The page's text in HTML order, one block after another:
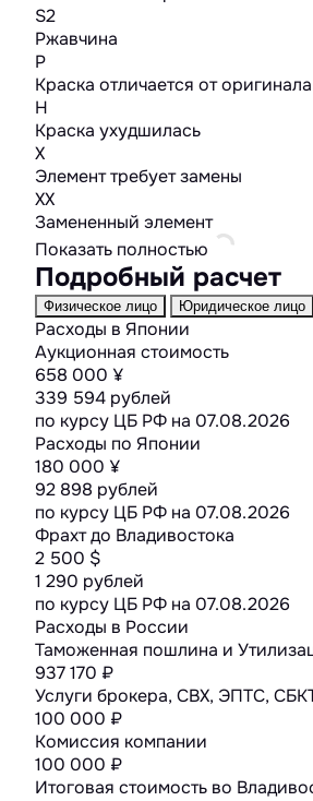
S2
Ржавчина
P
Краска отличается от оригинала
H
Краска ухудшилась
X
Элемент требует замены
XX
Замененный элемент
Показать полностью
Подробный расчет
Физическое лицо Юридическое лицо
Расходы в Японии
Аукционная стоимость
658 000 ¥
339 594 рублей
по курсу ЦБ РФ на 07.08.2026
Расходы по Японии
180 000 ¥
92 898 рублей
по курсу ЦБ РФ на 07.08.2026
Фрахт до Владивостока
2 500 $
1 290 рублей
по курсу ЦБ РФ на 07.08.2026
Расходы в России
Таможенная пошлина и
937 170 ₽
Услуги брокера, СВХ, ЭПТС,
100 000 ₽
Комиссия компании
100 000 ₽
Итоговая стоимость во